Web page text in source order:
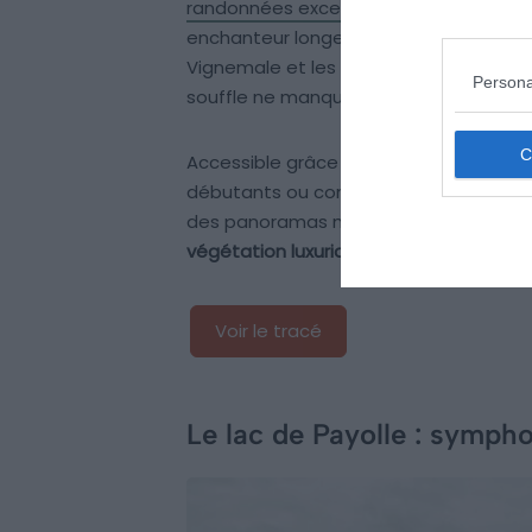
randonnées exceptionnelles
enchanteur longe le célèbre sentier
Vignemale et les sommets de
souffle ne manquera pas de vous
Accessible grâce à un télésiège, le
débutants ou confirmés. Quel que
des panoramas magnifiques.
végétation luxuriante
et d’une
Voir le tracé
Le lac de Payolle :